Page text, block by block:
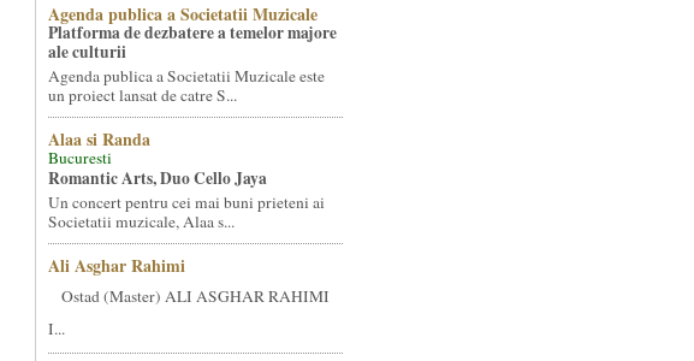
Agenda publica a Societatii Muzicale
Platforma de dezbatere a temelor majore
ale culturii
Agenda publica a Societatii Muzicale este
un proiect lansat de catre S...
Alaa si Randa
Bucuresti
Romantic Arts, Duo Cello Jaya
Un concert pentru cei mai buni prieteni ai
Societatii muzicale, Alaa s...
Ali Asghar Rahimi
Ostad (Master) ALI ASGHAR RAHIMI
I...